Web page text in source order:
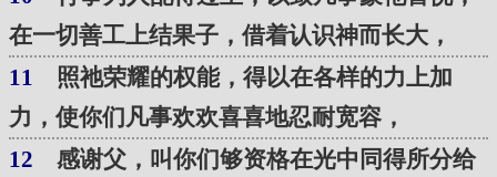
在一切善工上结果子，借着认识神而长大，
11 照祂荣耀的权能，得以在各样的力上加
力，使你们凡事欢欢喜喜地忍耐宽容，
12 感谢父，叫你们够资格在光中同得所分给